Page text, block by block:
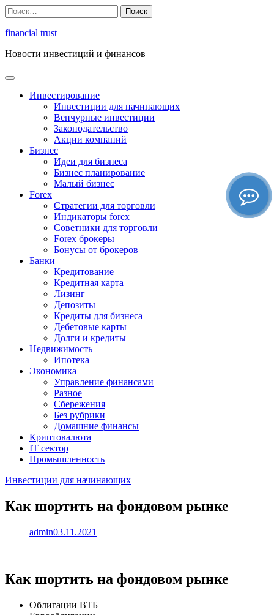
Перейти
к
содержимому
Найти:
financial trust
Новости инвестиций и финансов
Инвестирование
Инвестиции для начинающих
Венчурные инвестиции
Законодательство
Акции компаний
Бизнес
Идеи для бизнеса
Бизнес планирование
Малый бизнес
Forex
Стратегии для торговли
Индикаторы forex
Советники для торговли
Forex брокеры
Бонусы от брокеров
Банки
Кредитование
Кредитная карта
Лизинг
Депозиты
Кредиты для бизнеса
Дебетовые карты
Долги и кредиты
Недвижимость
Ипотека
Экономика
Управление финансами
Разное
Сбережения
Без рубрики
Домашние финансы
Криптовалюта
IT сектор
Промышленность
Инвестиции для начинающих
Как шортить на фондовом рынке
admin03.11.2021
Как шортить на фондовом рынке
Облигации ВТБ